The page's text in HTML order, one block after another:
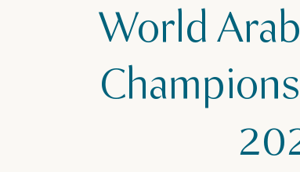
World